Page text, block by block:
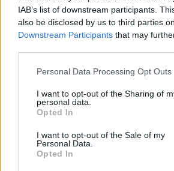
IAB’s list of downstream participants.
also be disclosed by us to third parties
Downstream Participants that may
Personal Data Processing Opt Outs
I want to opt-out of the Sharing of
personal data.
Opted In
I want to opt-out of the Sale of my
Personal Data.
Opted In
Désactivez-le Facilement
Comment tourner la page après
Découvrez la clé simple
6 phrases puissantes pour imposer
Couple : les surnoms amoureux les
monde (et les 5 préférés des Français
Variations du 69 : les conseils de
pimenter cette position sexuelle